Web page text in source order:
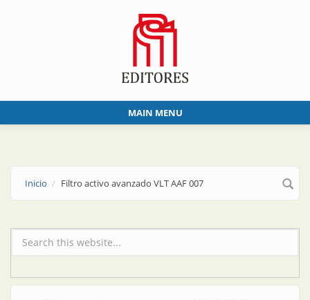
MAIN MENU
Inicio Filtro activo avanzado VLT AAF 007
Formulario de búsqueda